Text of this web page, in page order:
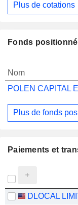
Plus de cotations
Fonds
Nom
Plus de fonds
Paiements et
DLOCAL